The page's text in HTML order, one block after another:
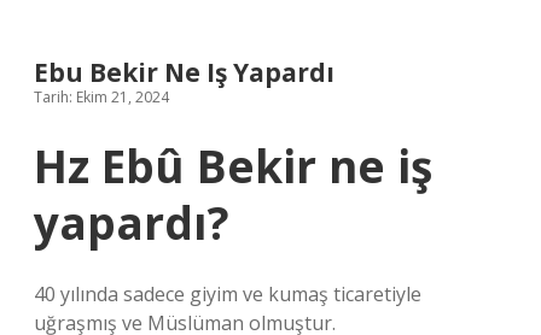
Ebu Bekir Ne Iş Yapardı
Tarih: Ekim 21, 2024
Hz Ebû Bekir ne iş
yapardı?
40 yılında sadece giyim ve kumaş ticaretiyle
uğraşmış ve Müslüman olmuştur.